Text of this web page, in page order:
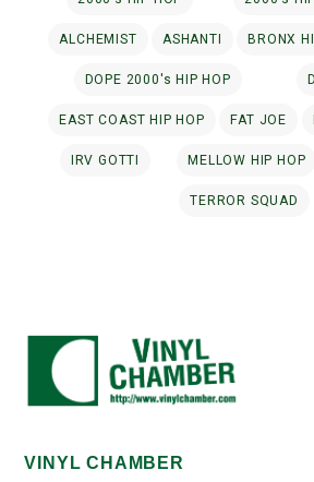
ALCHEMIST ASHANTI BRONX
DOPE 2000's HIP HOP
EAST COAST HIP HOP FAT JOE
IRV GOTTI MELLOW HIP HOP
TERROR SQUAD
VINYL CHAMBER